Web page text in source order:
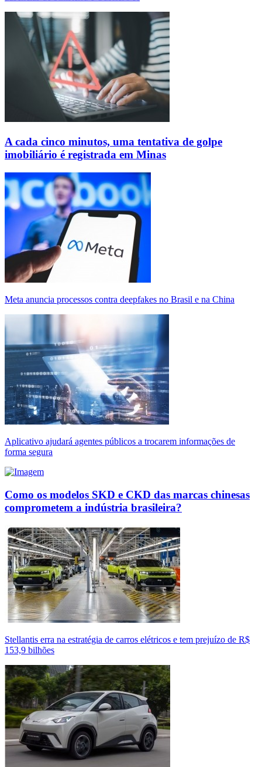
A cada cinco minutos, uma tentativa de golpe
imobiliário é registrada em Minas
Meta anuncia processos contra deepfakes no Brasil e na China
Aplicativo ajudará agentes públicos a trocarem informações de
forma segura
Como os modelos SKD e CKD das marcas chinesas
comprometem a indústria brasileira?
Stellantis erra na estratégia de carros elétricos e tem prejuízo de R$
153,9 bilhões